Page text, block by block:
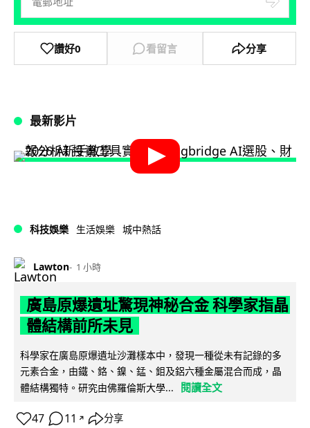
讚好0 看留言 分享
最新影片
科技娛樂 生活娛樂 城中熱話
Lawton 1 小時
廣島原爆遺址驚現神秘合金 科學家指晶
體結構前所未見
科學家在廣島原爆遺址沙灘樣本中，發現一種從未有記錄的多
元素合金，由鐵、鉻、鎳、錳、鉬及鋁六種金屬混合而成，晶
體結構獨特。研究由佛羅倫斯大學...
閱讀全文
47 11 ↗ 分享